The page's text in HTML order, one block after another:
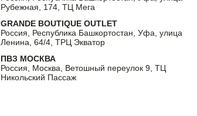
Рубежная, 174, ТЦ Мега
GRANDE BOUTIQUE OUTLET
Россия, Республика Башкортостан, Уфа, улица
Ленина, 64/4, ТРЦ Экватор
ПВЗ МОСКВА
Россия, Москва, Ветошный переулок 9, ТЦ
Никольский Пассаж